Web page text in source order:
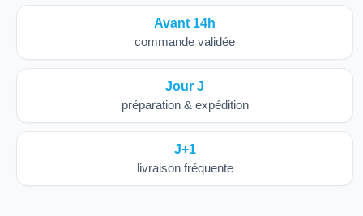
Avant 14h
commande validée
Jour J
préparation & expédition
J+1
livraison fréquente